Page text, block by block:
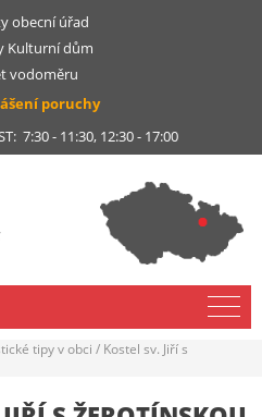
obecní úřad
Kulturní dům
vodoměru
poruchy
7:30 - 11:30, 12:30 - 17:00
tipy v obci / Kostel sv. Jiří s